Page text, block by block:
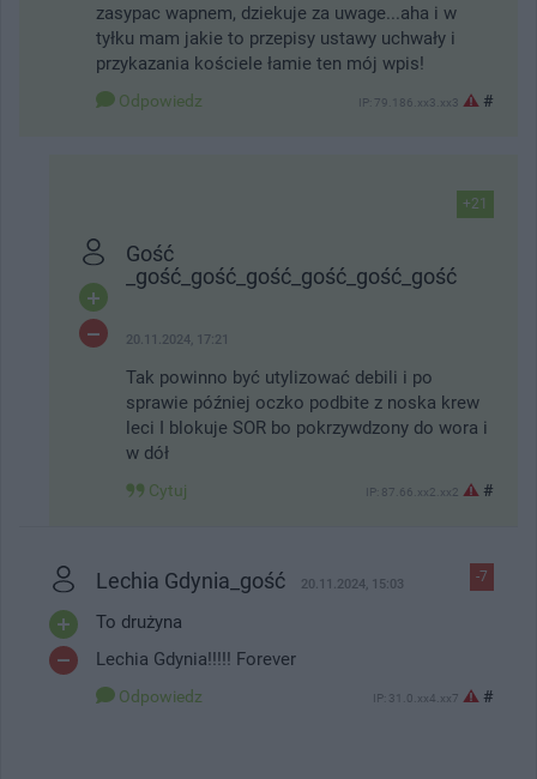
zasypac wapnem, dziekuje za uwage...aha i w
tyłku mam jakie to przepisy ustawy uchwały i
przykazania kościele łamie ten mój wpis!
Odpowiedz IP: 79.186.xx3.xx3 #
+21
Gość
_gość_gość_gość_gość_gość_gość
20.11.2024, 17:21
Tak powinno być utylizować debili i po
sprawie później oczko podbite z noska krew
leci I blokuje SOR bo pokrzywdzony do wora i
w dół
Cytuj IP: 87.66.xx2.xx2 #
-7
Lechia Gdynia_gość 20.11.2024, 15:03
To drużyna
Lechia Gdynia!!!!! Forever
Odpowiedz IP: 31.0.xx4.xx7 #